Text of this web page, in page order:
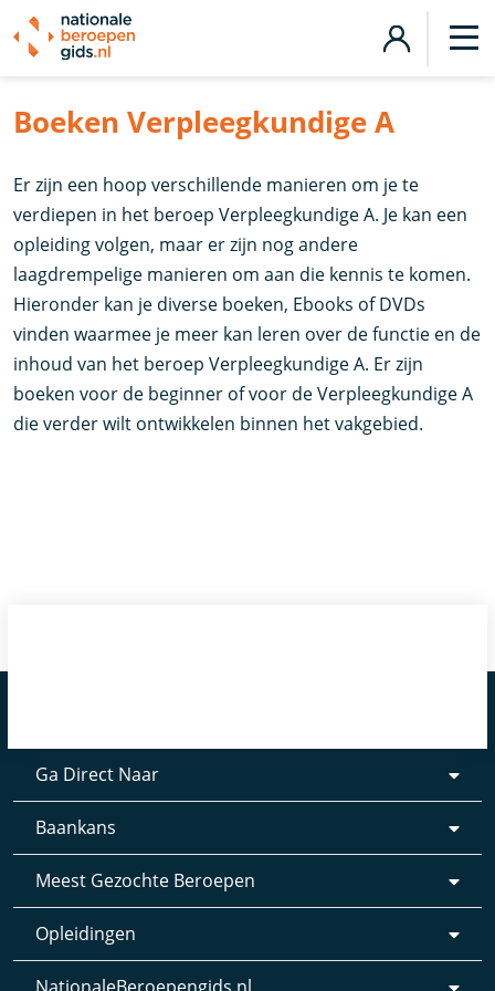
Boeken Verpleegkundige A
Er zijn een hoop verschillende manieren om je te
verdiepen in het beroep Verpleegkundige A. Je kan een
opleiding volgen, maar er zijn nog andere
laagdrempelige manieren om aan die kennis te komen.
Hieronder kan je diverse boeken, Ebooks of DVDs
vinden waarmee je meer kan leren over de functie en de
inhoud van het beroep Verpleegkundige A. Er zijn
boeken voor de beginner of voor de Verpleegkundige A
die verder wilt ontwikkelen binnen het vakgebied.
Ga Direct Naar
Baankans
Meest Gezochte Beroepen
Opleidingen